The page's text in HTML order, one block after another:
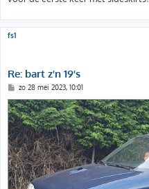
fs1
Re: bart z'n 19's
B
r
i
c
h
t
zo 28 mei 2023, 10:01